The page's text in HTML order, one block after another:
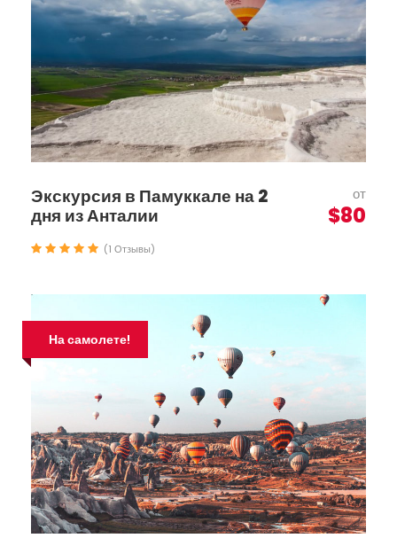
Экскурсия в Памуккале на 2
дня из Анталии
от
$80
(1 Отзывы)
На самолете!